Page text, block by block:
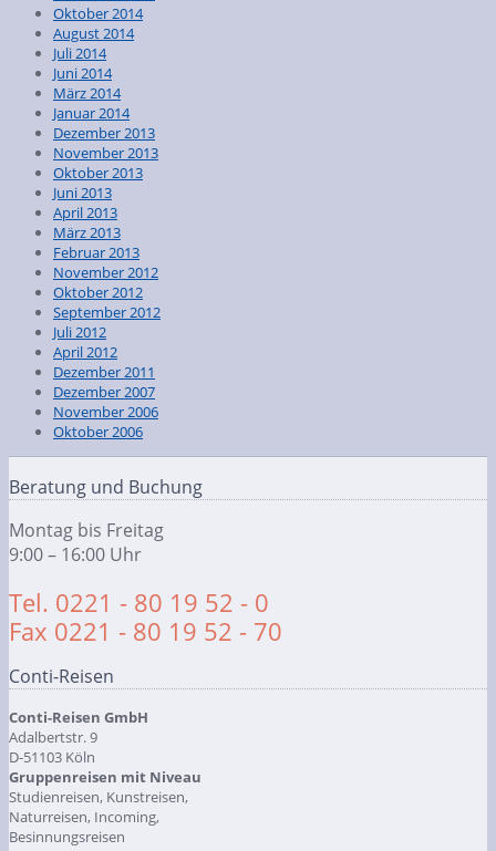
Oktober 2014
August 2014
Juli 2014
Juni 2014
März 2014
Januar 2014
Dezember 2013
November 2013
Oktober 2013
Juni 2013
April 2013
März 2013
Februar 2013
November 2012
Oktober 2012
September 2012
Juli 2012
April 2012
Dezember 2011
Dezember 2007
November 2006
Oktober 2006
Beratung und Buchung
Montag bis Freitag
9:00 – 16:00 Uhr
Tel. 0221 - 80 19 52 - 0
Fax 0221 - 80 19 52 - 70
Conti-Reisen
Conti-Reisen GmbH
Adalbertstr. 9
D-51103 Köln
Gruppenreisen mit Niveau
Studienreisen, Kunstreisen,
Naturreisen, Incoming,
Besinnungsreisen